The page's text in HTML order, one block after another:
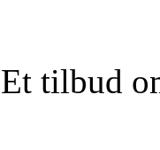
Et tilbud